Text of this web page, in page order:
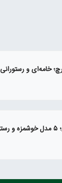
خامه‌ای و رستورانی